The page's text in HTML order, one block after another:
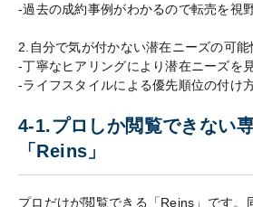
-過去の成約事例がわかるので転売を視
2.自分で気が付かない潜在ニーズの可能
-丁寧なヒアリングにより潜在ニーズを
-ライフスタイルによる優先順位の付け
4-1.プロしか閲覧できない
「Reins」
プロだけが閲覧できる「Reins」です。